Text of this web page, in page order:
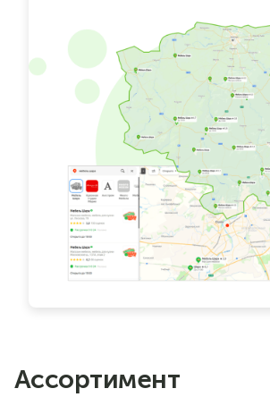
Ассортимент